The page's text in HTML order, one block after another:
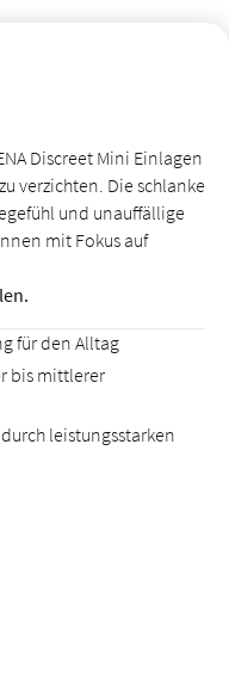
Discreet Mini Einlagen
verzichten. Die schlanke
und unauffällige
mit Fokus auf
für den Alltag
bis mittlerer
leistungsstarken